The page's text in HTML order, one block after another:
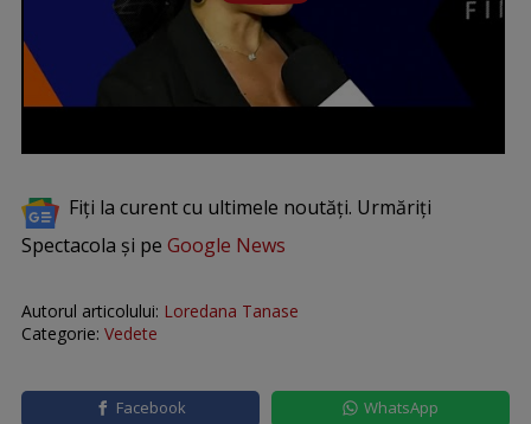
Fiți la curent cu ultimele noutăți. Urmăriți
Spectacola și pe Google News
Autorul articolului: Loredana Tanase
Categorie: Vedete
Facebook WhatsApp